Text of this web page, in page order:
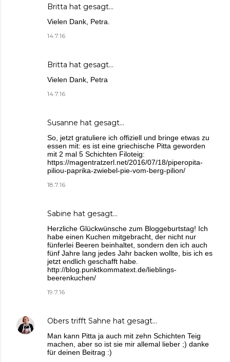
Britta hat gesagt…
Vielen Dank, Petra.
14.7.16
Britta hat gesagt…
Vielen Dank, Petra
14.7.16
Susanne hat gesagt…
So, jetzt gratuliere ich offiziell und bringe etwas zu
essen mit: es ist eine griechische Pitta geworden
mit 2 mal 5 Schichten Filoteig:
https://magentratzerl.net/2016/07/18/piperopita-
piliou-paprika-zwiebel-pie-vom-berg-pilion/
18.7.16
Sabine hat gesagt…
Herzliche Glückwünsche zum Bloggeburtstag! Ich
habe einen Kuchen mitgebracht, der nicht nur
fünferlei Beeren beinhaltet, sondern den ich auch
fünf Jahre lang jedes Jahr backen wollte, bis ich es
jetzt endlich geschafft habe.
http://blog.punktkommatext.de/lieblings-
beerenkuchen/
19.7.16
Obers trifft Sahne hat gesagt…
Man kann Pitta ja auch mit zehn Schichten Teig
machen, aber so ist sie mir allemal lieber ;) danke
für deinen Beitrag :)